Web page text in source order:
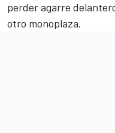
perder agarre
otro monoplaza.